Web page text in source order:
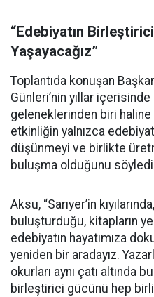
“Edebiyatın
Yaşayacağız”
Toplantıda konuşan
Günleri’nin yıllar
geleneklerinden biri
etkinliğin yalnızca
düşünmeyi ve birlikte
buluşma olduğunu
Aksu, “Sarıyer’in
buluşturduğu, kitapların
edebiyatın hayatımıza
yeniden bir aradayız.
okurları aynı çatı altında
birleştirici gücünü hep